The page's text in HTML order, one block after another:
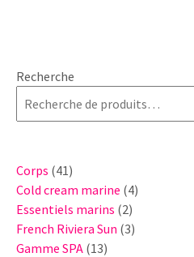
Recherche
Corps 4141
produits
Cold cream marine 44
Essentiels marins 22
produits
French Riviera Sun 33
Gamme SPA 1313